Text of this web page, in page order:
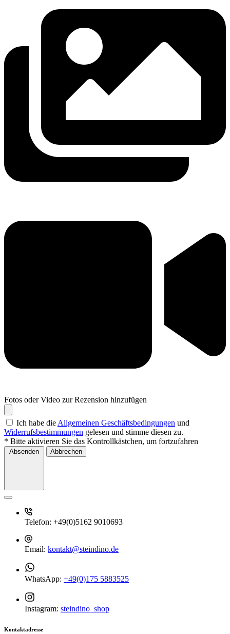
Fotos oder Video zur Rezension hinzufügen
Ich habe die Allgemeinen Geschäftsbedingungen und
Widerrufsbestimmungen gelesen und stimme diesen zu.
* Bitte aktivieren Sie das Kontrollkästchen, um fortzufahren
Absenden Abbrechen
Telefon: +49(0)5162 9010693
Email: kontakt@steindino.de
WhatsApp: +49(0)175 5883525
Instagram: steindino_shop
Kontaktadresse